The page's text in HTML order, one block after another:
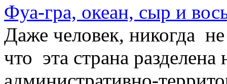
Фуа-гра, океан, сыр и
Даже человек, никогда
что эта страна